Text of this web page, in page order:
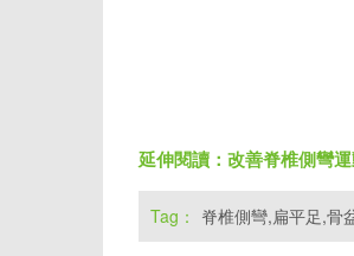
延伸閱讀： 改善脊椎側彎
Tag： 脊椎側彎,扁平足,骨